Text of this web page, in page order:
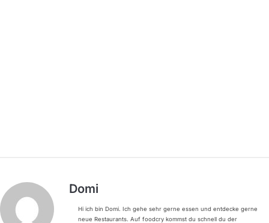
Domi
Hi ich bin Domi. Ich gehe sehr gerne essen und entdecke gerne
neue Restaurants. Auf foodcry kommst du schnell du der